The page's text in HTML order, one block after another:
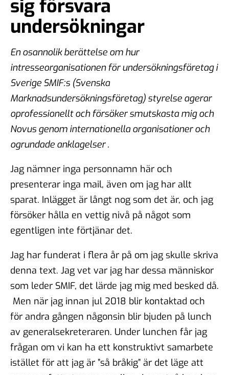
sig försvara
undersökningar
En osannolik berättelse om hur
intresseorganisationen för undersökningsföretag i
Sverige SMIF:s (Svenska
Marknadsundersökningsföretag) styrelse agerar
oprofessionellt och försöker smutskasta mig och
Novus genom internationella organisationer och
ogrundade anklagelser .
Jag nämner inga personnamn här och
presenterar inga mail, även om jag har allt
sparat. Inlägget är långt nog som det är, och jag
försöker hålla en vettig nivå på något som
egentligen inte förtjänar det.
Jag har funderat i flera år på om jag skulle skriva
denna text. Jag vet var jag har dessa människor
som leder SMIF, det lärde jag mig med besked då.
Men när jag innan jul 2018 blir kontaktad och
för andra gången någonsin blir bjuden på lunch
av generalsekreteraren. Under lunchen får jag
frågan om vi kan ha ett konstruktivt samarbete
istället för att jag är ”så bråkig” är det läge att